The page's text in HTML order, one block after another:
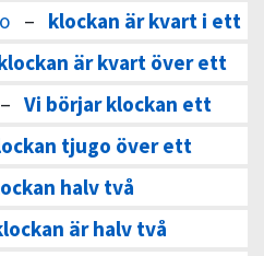
– klockan är kvart i ett
är kvart över ett
– Vi börjar klockan ett
tjugo över ett
halv två
är halv två